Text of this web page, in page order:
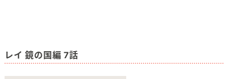
レイ 鏡の国編 7話